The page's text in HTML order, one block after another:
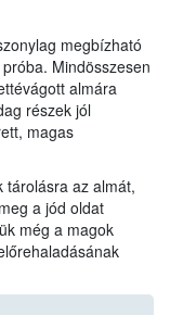
megbízható
Mindösszesen
almára
részek jól
magas
tárolásra az almát,
a jód oldat
még a magok